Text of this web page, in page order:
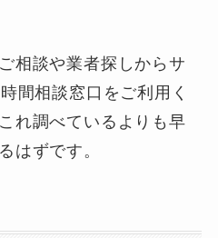
相談や業者探しからサ
間相談窓口をご利用く
れ調べているよりも早
はずです。